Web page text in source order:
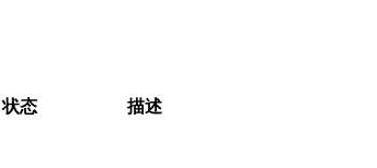
状态
描述